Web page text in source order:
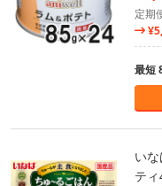
定期
最短
い
テ